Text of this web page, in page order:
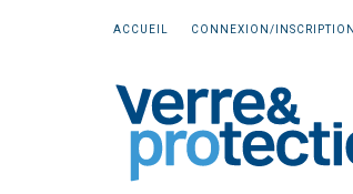
ACCUEIL CONNEXION/INSCRIPTION